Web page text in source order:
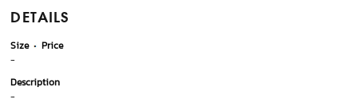
DETAILS
Size
Price
-
Description
-